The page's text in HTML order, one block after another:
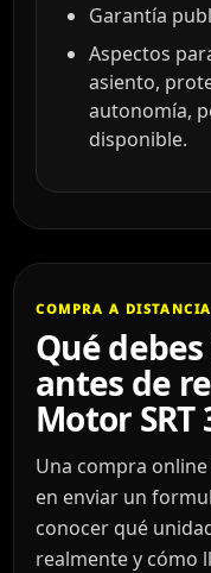
Garantía
Aspectos
asiento,
autonomía,
disponible.
COMPRA A
Qué
antes de
Motor SRT
Una compra
en enviar un
conocer qué
realmente y cómo